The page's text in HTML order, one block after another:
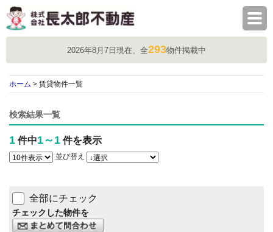
2026年8月7日現在、全293物件掲載中
ホーム > 賃貸物件一覧
検索結果一覧
1 件中1～1 件を表示
並び替え
全部にチェック
チェックした物件を